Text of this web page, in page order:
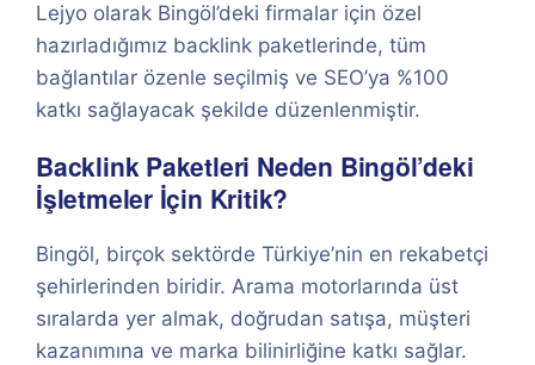
Lejyo olarak Bingöl’deki firmalar için özel
hazırladığımız backlink paketlerinde, tüm
bağlantılar özenle seçilmiş ve SEO’ya %100
katkı sağlayacak şekilde düzenlenmiştir.
Backlink Paketleri Neden Bingöl’deki
İşletmeler İçin Kritik?
Bingöl, birçok sektörde Türkiye’nin en rekabetçi
şehirlerinden biridir. Arama motorlarında üst
sıralarda yer almak, doğrudan satışa, müşteri
kazanımına ve marka bilinirliğine katkı sağlar.